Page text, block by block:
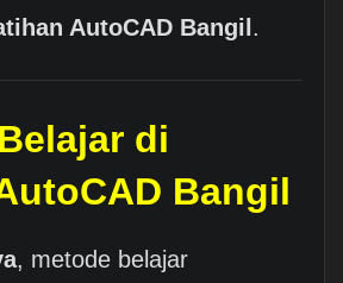
AutoCAD Bangil.
di
Bangil
, metode belajar